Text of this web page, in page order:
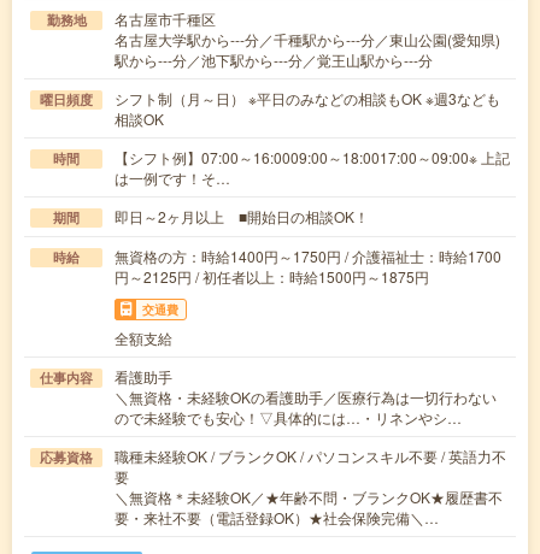
勤務地
名古屋市千種区
名古屋大学駅から---分／千種駅から---分／東山公園(愛知県)
駅から---分／池下駅から---分／覚王山駅から---分
曜日頻度
シフト制（月～日） ※平日のみなどの相談もOK ※週3なども
相談OK
時間
【シフト例】07:00～16:0009:00～18:0017:00～09:00※ 上記
は一例です！そ…
期間 即日～2ヶ月以上 ■開始日の相談OK！
時給
無資格の方：時給1400円～1750円 / 介護福祉士：時給1700
円～2125円 / 初任者以上：時給1500円～1875円
交通費
全額支給
仕事内容
看護助手
＼無資格・未経験OKの看護助手／医療行為は一切行わない
ので未経験でも安心！▽具体的には…・リネンやシ…
応募資格
職種未経験OK / ブランクOK / パソコンスキル不要 / 英語力不
要
＼無資格＊未経験OK／★年齢不問・ブランクOK★履歴書不
要・来社不要（電話登録OK）★社会保険完備＼…